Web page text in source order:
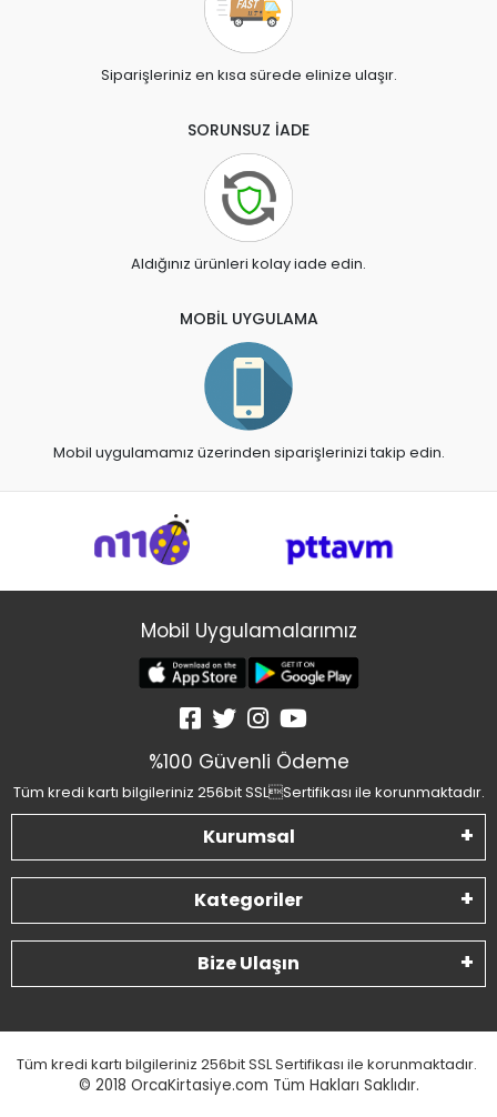
Siparişleriniz en kısa sürede elinize ulaşır.
SORUNSUZ İADE
Aldığınız ürünleri kolay iade edin.
MOBİL UYGULAMA
Mobil uygulamamız üzerinden siparişlerinizi takip edin.
Mobil Uygulamalarımız
%100 Güvenli Ödeme
Tüm kredi kartı bilgileriniz 256bit SSLSertifikası ile korunmaktadır.
Kurumsal
Kategoriler
Bize Ulaşın
Tüm kredi kartı bilgileriniz 256bit SSL Sertifikası ile korunmaktadır.
© 2018 OrcaKirtasiye.com Tüm Hakları Saklıdır.